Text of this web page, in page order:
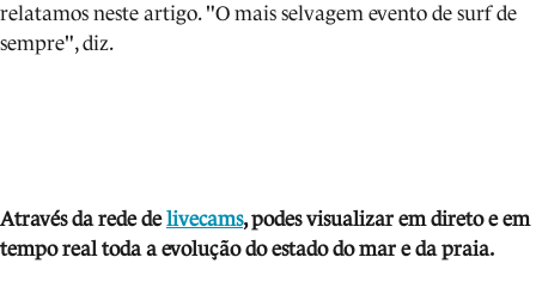
relatamos neste artigo. "O mais selvagem evento de surf de
sempre", diz.
Através da rede delivecams, podes visualizar em direto e em
tempo real toda a evolução do estado do mar e da praia.